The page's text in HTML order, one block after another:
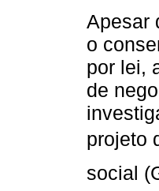
Apesar
o
por lei,
de
projeto
social